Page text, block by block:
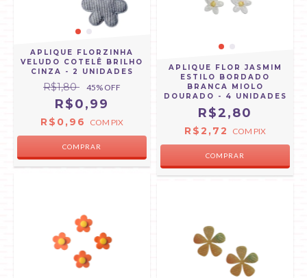
APLIQUE FLORZINHA
VELUDO COTELÊ BRILHO
CINZA - 2 UNIDADES
R$1,80 45% OFF
R$0,99
R$0,96 COM PIX
APLIQUE FLOR JASMIM
ESTILO BORDADO
BRANCA MIOLO
DOURADO - 4 UNIDADES
R$2,80
R$2,72 COM PIX